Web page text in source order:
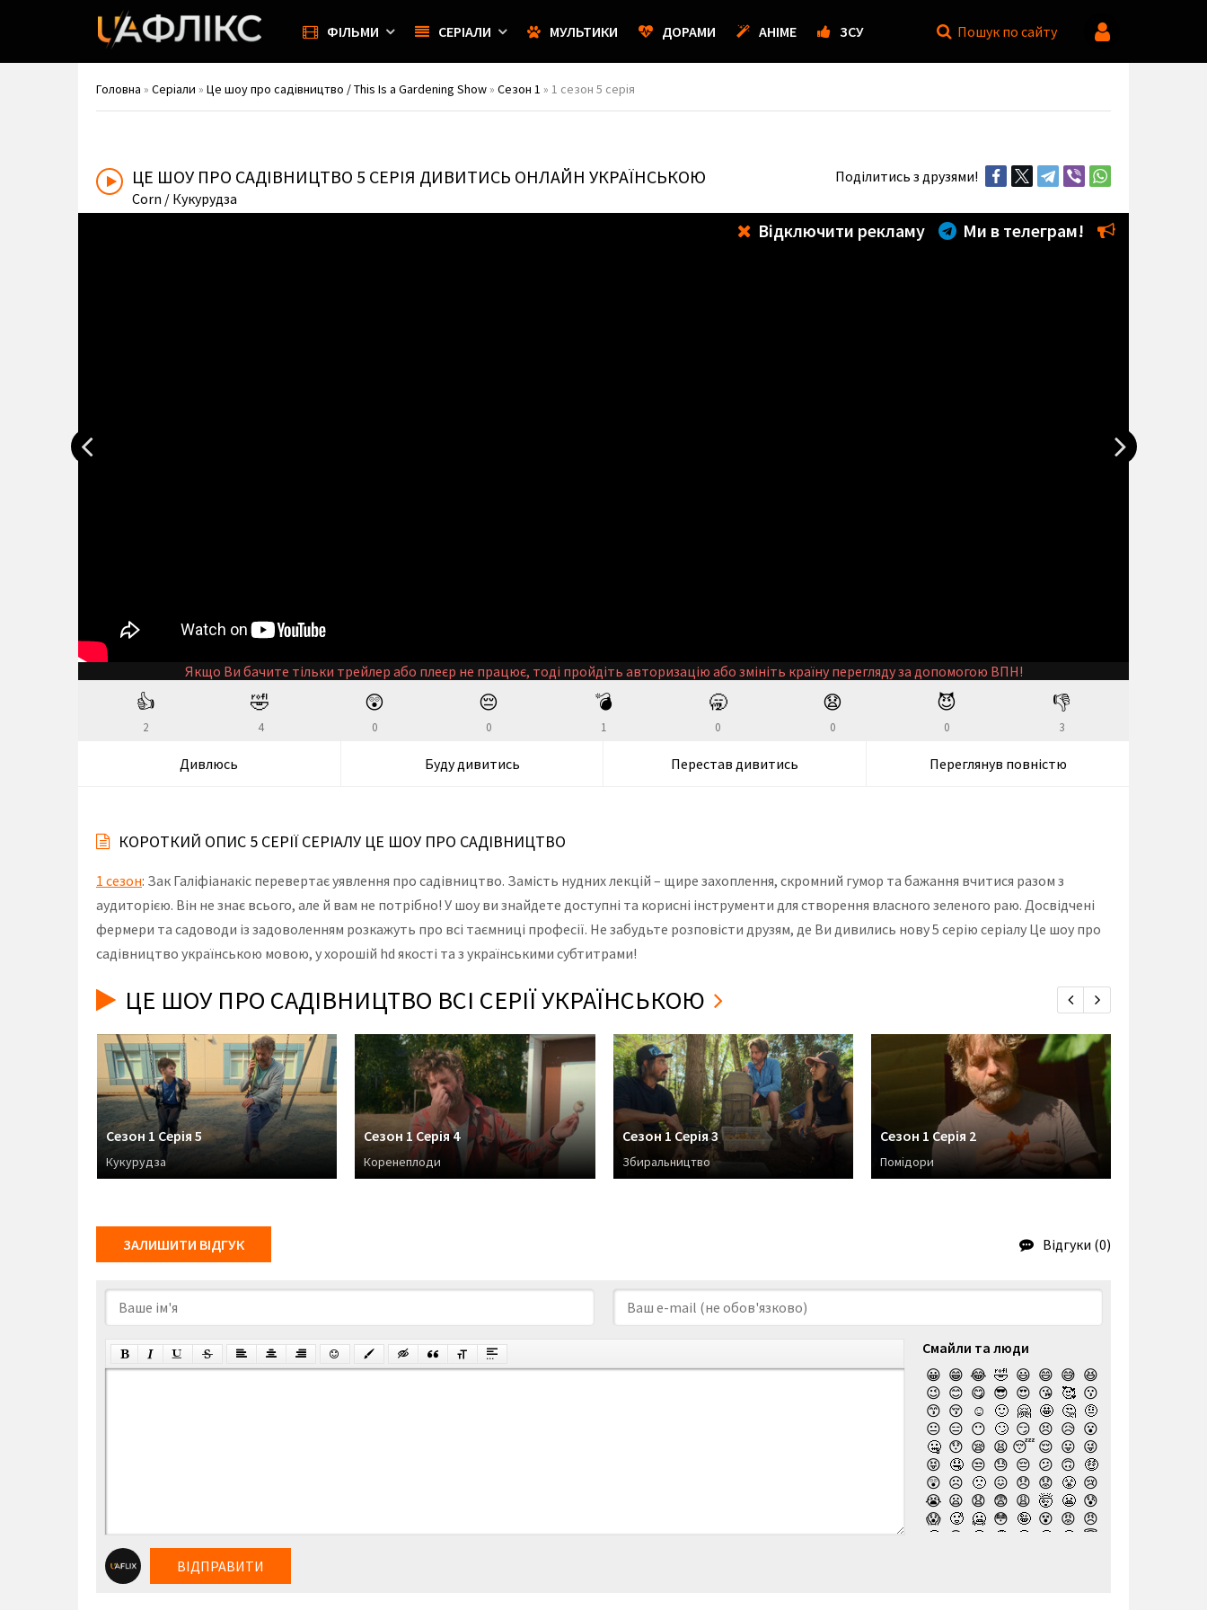
ФІЛЬМИ СЕРІАЛИ МУЛЬТИКИ ДОРАМИ АНІМЕ ЗСУ Пошук по сайту
Головна » Серіали » Це шоу про садівництво / This Is a Gardening Show » Сезон 1 » 1 сезон 5 серія
Поділитись з друзями!
ЦЕ ШОУ ПРО САДІВНИЦТВО 5 СЕРІЯ ДИВИТИСЬ ОНЛАЙН УКРАЇНСЬКОЮ
Corn / Кукурудза
Відключити рекламу Ми в телеграм!
Якщо Ви бачите тільки трейлер або плеєр не працює, тоді пройдіть авторизацію або змініть країну перегляду за допомогою ВПН!
👍
2
🤣
4
😲
0
😔
0
💣
1
🥱
0
😧
0
😈
0
👎
3
Дивлюсь Буду дивитись Перестав дивитись Переглянув повністю
КОРОТКИЙ ОПИС 5 СЕРІЇ СЕРІАЛУ ЦЕ ШОУ ПРО САДІВНИЦТВО
1 сезон: Зак Галіфіанакіс перевертає уявлення про садівництво. Замість нудних лекцій – щире захоплення, скромний гумор та бажання вчитися разом з
аудиторією. Він не знає всього, але й вам не потрібно! У шоу ви знайдете доступні та корисні інструменти для створення власного зеленого раю. Досвідчені
фермери та садоводи із задоволенням розкажуть про всі таємниці професії. Не забудьте розповісти друзям, де Ви дивились нову 5 серію серіалу Це шоу про
садівництво українською мовою, у хорошій hd якості та з українськими субтитрами!
ЦЕ ШОУ ПРО САДІВНИЦТВО ВСІ СЕРІЇ УКРАЇНСЬКОЮ
Сезон 1 Серія 5
Кукурудза
Сезон 1 Серія 4
Коренеплоди
Сезон 1 Серія 3
Збиральництво
Сезон 1 Серія 2
Помідори
ЗАЛИШИТИ ВІДГУК Відгуки (0)
Смайли та люди
😀 😁 😂 🤣 😃 😄 😅 😆
😉 😊 😋 😎 😍 😘 🥰 😗
😙 😚 ☺️ 🙂 🤗 🤩 🤔 🤨
😐 😑 😶 🙄 😏 😣 😥 😮
🤐 😯 😪 😫 😴 😌 😛 😜
😝 🤤 😒 😓 😔 😕 🙃 🤑
😲 ☹️ 🙁 😖 😞 😟 😤 😢
😭 😦 😧 😨 😩 🤯 😬 😰
😱 🥵 🥶 😳 🤪 😵 😡 😠
🤬
😷 🤒 🤕 🤢 🤮 🤧 😇
ВІДПРАВИТИ